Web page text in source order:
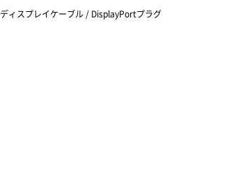
ディスプレイケーブル / DisplayPortプラグ